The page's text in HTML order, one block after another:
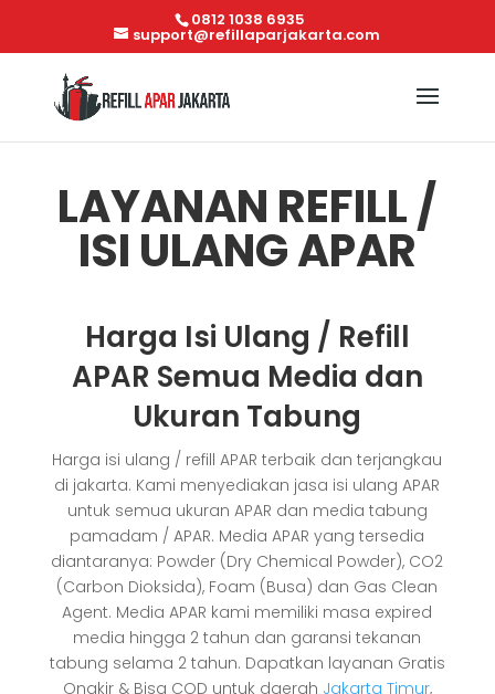
0812 1038 6935
support@refillaparjakarta.com
LAYANAN REFILL /
ISI ULANG APAR
Harga Isi Ulang / Refill
APAR Semua Media dan
Ukuran Tabung
Harga isi ulang / refill APAR terbaik dan terjangkau
di jakarta. Kami menyediakan jasa isi ulang APAR
untuk semua ukuran APAR dan media tabung
pamadam / APAR. Media APAR yang tersedia
diantaranya: Powder (Dry Chemical Powder), CO2
(Carbon Dioksida), Foam (Busa) dan Gas Clean
Agent. Media APAR kami memiliki masa expired
media hingga 2 tahun dan garansi tekanan
tabung selama 2 tahun. Dapatkan layanan Gratis
Ongkir & Bisa COD untuk daerah Jakarta Timur,